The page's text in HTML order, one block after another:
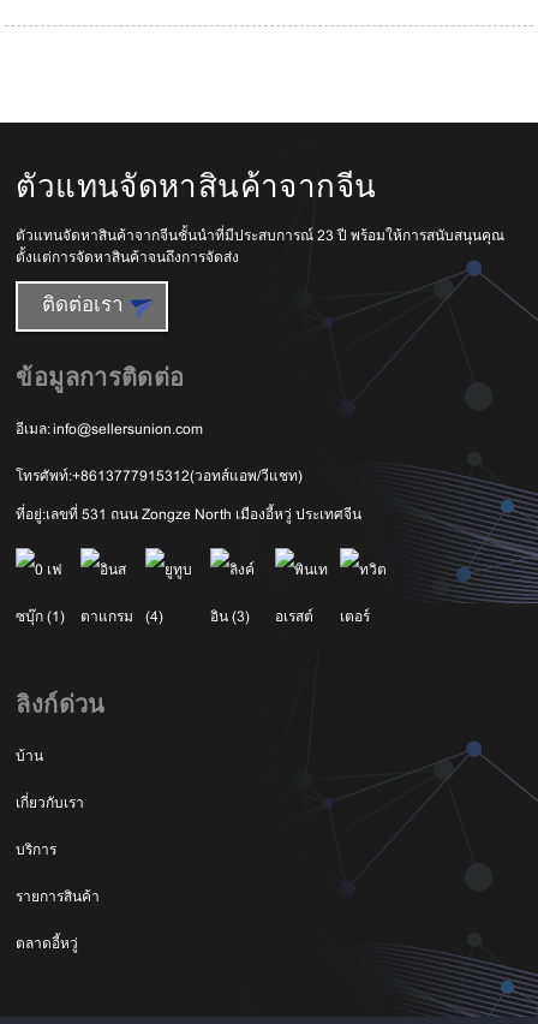
ตัวแทนจัดหาสินค้าจากจีน
ตัวแทนจัดหาสินค้าจากจีนชั้นนำที่มีประสบการณ์ 23 ปี พร้อมให้การสนับสนุนคุณ
ตั้งแต่การจัดหาสินค้าจนถึงการจัดส่ง
ติดต่อเรา
ข้อมูลการติดต่อ
อีเมล: info@sellersunion.com
โทรศัพท์:+8613777915312(วอทส์แอพ/วีแชท)
ที่อยู่:เลขที่ 531 ถนน Zongze North เมืองอี้หวู่ ประเทศจีน
ลิงก์ด่วน
บ้าน
เกี่ยวกับเรา
บริการ
รายการสินค้า
ตลาดอี้หวู่